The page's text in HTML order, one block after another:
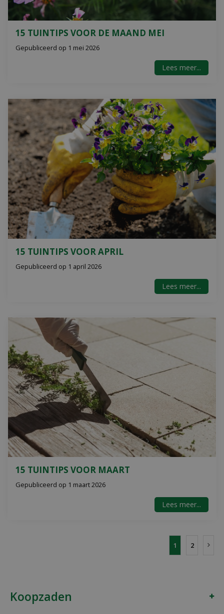
15 TUINTIPS VOOR DE MAAND MEI
Gepubliceerd op 1 mei 2026
Lees meer...
15 TUINTIPS VOOR APRIL
Gepubliceerd op 1 april 2026
Lees meer...
15 TUINTIPS VOOR MAART
Gepubliceerd op 1 maart 2026
Lees meer...
1 2
Koopzaden